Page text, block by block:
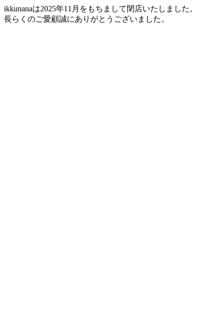
ikkunanaは2025年11月をもちまして閉店いたしました。
長らくのご愛顧誠にありがとうございました。